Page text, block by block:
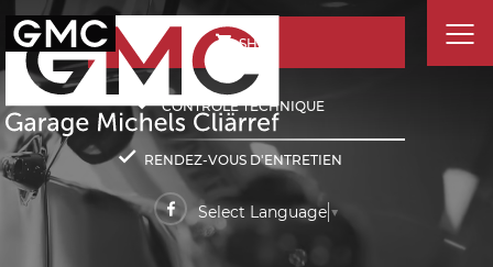
SHOP
CONTRÔLE TECHNIQUE
RENDEZ-VOUS D'ENTRETIEN
Select Language ▼